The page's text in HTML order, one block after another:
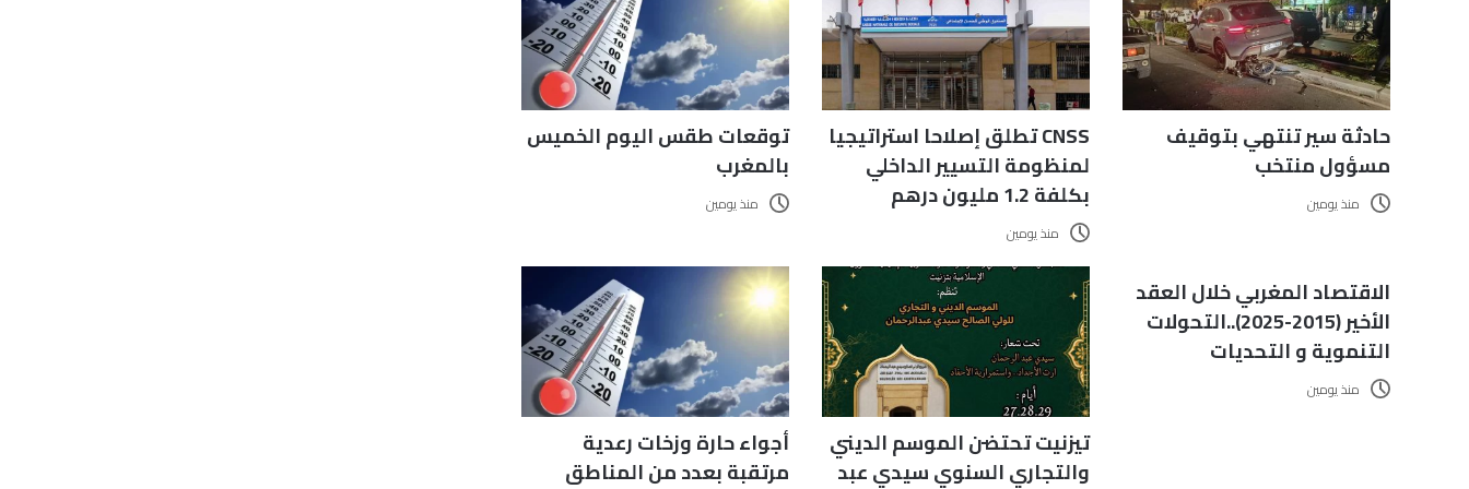
حادثة سير تنتهي بتوقيف
مسؤول منتخب
منذ يومين
CNSS تطلق إصلاحا استراتيجيا
لمنظومة التسيير الداخلي
بكلفة 1.2 مليون درهم
منذ يومين
توقعات طقس اليوم الخميس
بالمغرب
منذ يومين
الاقتصاد المغربي خلال العقد
الأخير (2015-2025)..التحولات
التنموية و التحديات
منذ يومين
تيزنيت تحتضن الموسم الديني
والتجاري السنوي سيدي عبد
أجواء حارة وزخات رعدية
مرتقبة بعدد من المناطق